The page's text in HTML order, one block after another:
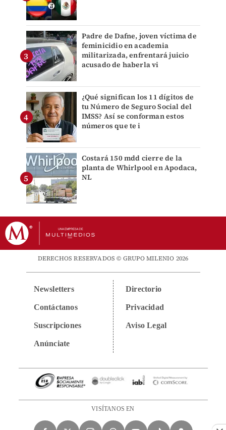
Padre de Dafne, joven víctima de
feminicidio en academia
militarizada, enfrentará juicio
acusado de haberla vi
¿Qué significan los 11 dígitos de
tu Número de Seguro Social del
IMSS? Así se conforman estos
números que te i
Costará 150 mdd cierre de la
planta de Whirlpool en Apodaca,
NL
DERECHOS RESERVADOS © GRUPO MILENIO 2026
Newsletters
Contáctanos
Suscripciones
Anúnciate
Directorio
Privacidad
Aviso Legal
VISÍTANOS EN